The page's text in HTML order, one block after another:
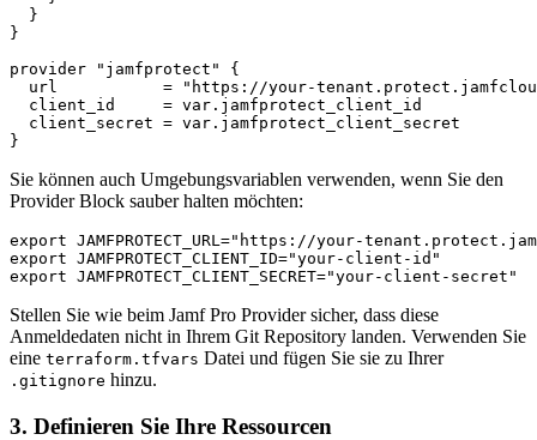
  }
}
provider "jamfprotect" {
url           = "https://your-
  client_id     = var.jamfprotect_client_id
  client_secret = var.jamfprotect_client_secret
Sie können auch Umgebungsvariablen verwenden, wenn Sie den
Provider Block sauber halten möchten:
export JAMFPROTECT_URL="https://your-
export JAMFPROTECT_CLIENT_ID="your-client-id"
Stellen Sie wie beim Jamf Pro Provider sicher, dass diese
Anmeldedaten nicht in Ihrem Git Repository landen. Verwenden Sie
eine terraform.tfvars Datei und fügen Sie sie zu Ihrer
.gitignore hinzu.
3. Definieren Sie Ihre Ressourcen